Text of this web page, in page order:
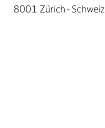
8001 Zürich - Schweiz